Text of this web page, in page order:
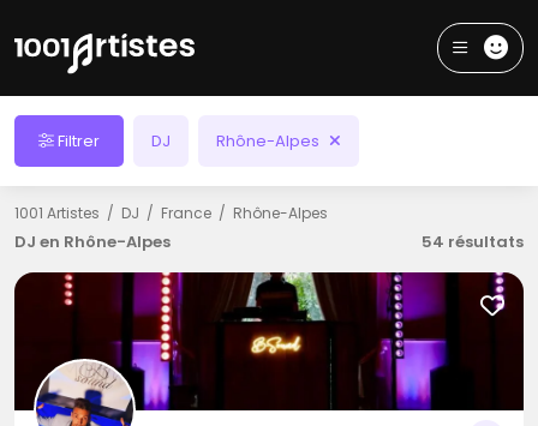
Filtrer DJ Rhône-Alpes
1001 Artistes DJ France Rhône-Alpes
DJ en Rhône-Alpes 54 résultats